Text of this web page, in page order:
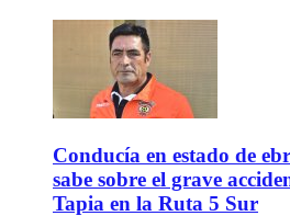
Conducía en estado de
sabe sobre el grave
Tapia en la Ruta 5 Sur